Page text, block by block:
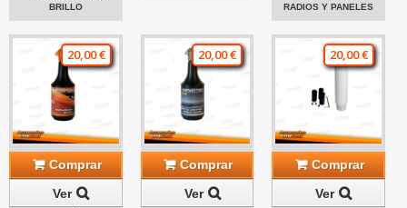
BRILLO
RADIOS Y PANELES
20,00 €
Comprar
Ver
20,00 €
Comprar
Ver
20,00 €
Comprar
Ver